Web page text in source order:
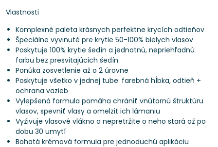
Vlastnosti
Komplexné paleta krásnych perfektne krycích odtieňov
Špeciálne vyvinuté pre krytie 50-100% bielych vlasov
Poskytuje 100% krytie šedín a jednotnú, nepriehľadnú
farbu bez presvitajúcich šedín
Ponúka zosvetlenie až o 2 úrovne
Poskytuje všetko v jednej tube: farebná hĺbka, odtieň +
ochrana väzieb
Vylepšená formula pomáha chrániť vnútornú štruktúru
vlasov, spevniť vlasy a omelzit ich lámaniu
Vyživuje vlasové vlákno a nepretržite o neho stará až po
dobu 30 umytí
Bohatá krémová formula pre jednoduchú aplikáciu